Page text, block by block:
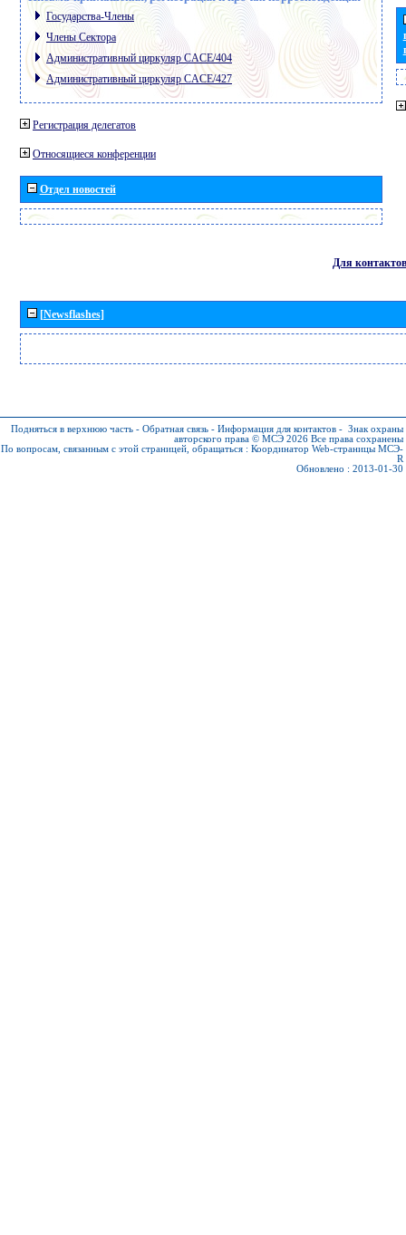
Государства-Члены
Члены Сектора
Административный циркуляр CACE/404
Административный циркуляр CACE/427
Регистрация делегатов
Относящиеся конференции
Отдел новостей
Для контактов
[Newsflashes]
Подняться в верхнюю часть - Обратная связь - Информация для контактов - Знак охраны
авторского права © МСЭ 2026 Все права сохранены
По вопросам, связанным с этой страницей, обращаться : Координатор Web-страницы МСЭ-
R
Обновлено : 2013-01-30